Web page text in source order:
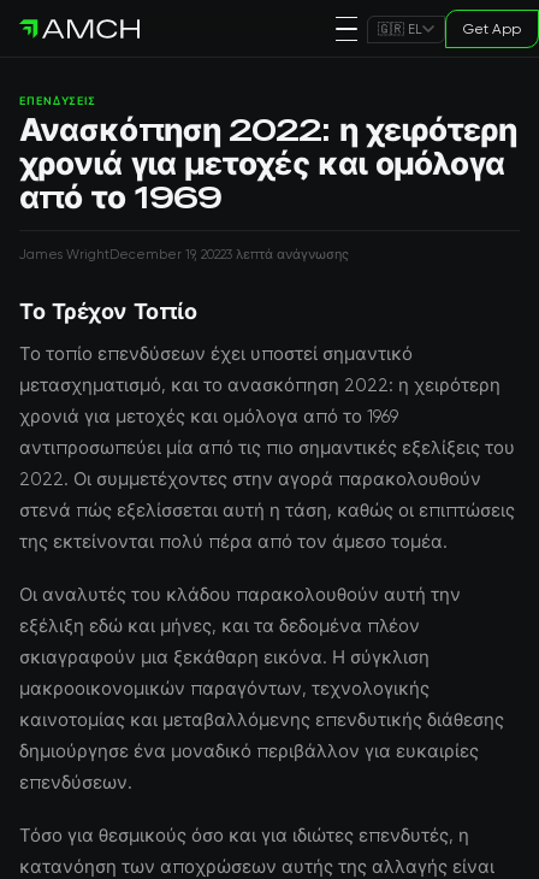
🇬🇷 EL Get App
ΕΠΕΝΔΎΣΕΙΣ
Ανασκόπηση 2022: η χειρότερη
χρονιά για μετοχές και ομόλογα
από το 1969
James WrightDecember 19, 20223 λεπτά ανάγνωσης
Το Τρέχον Τοπίο
Το τοπίο επενδύσεων έχει υποστεί σημαντικό
μετασχηματισμό, και το ανασκόπηση 2022: η χειρότερη
χρονιά για μετοχές και ομόλογα από το 1969
αντιπροσωπεύει μία από τις πιο σημαντικές εξελίξεις του
2022. Οι συμμετέχοντες στην αγορά παρακολουθούν
στενά πώς εξελίσσεται αυτή η τάση, καθώς οι επιπτώσεις
της εκτείνονται πολύ πέρα από τον άμεσο τομέα.
Οι αναλυτές του κλάδου παρακολουθούν αυτή την
εξέλιξη εδώ και μήνες, και τα δεδομένα πλέον
σκιαγραφούν μια ξεκάθαρη εικόνα. Η σύγκλιση
μακροοικονομικών παραγόντων, τεχνολογικής
καινοτομίας και μεταβαλλόμενης επενδυτικής διάθεσης
δημιούργησε ένα μοναδικό περιβάλλον για ευκαιρίες
επενδύσεων.
Τόσο για θεσμικούς όσο και για ιδιώτες επενδυτές, η
κατανόηση των αποχρώσεων αυτής της αλλαγής είναι